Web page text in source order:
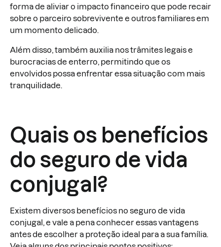
forma de aliviar o impacto financeiro que pode recair
sobre o parceiro sobrevivente e outros familiares em
um momento delicado.
Além disso, também auxilia nos trâmites legais e
burocracias de enterro, permitindo que os
envolvidos possa enfrentar essa situação com mais
tranquilidade.
Quais os benefícios
do seguro de vida
conjugal?
Existem diversos benefícios no seguro de vida
conjugal, e vale a pena conhecer essas vantagens
antes de escolher a proteção ideal para a sua família.